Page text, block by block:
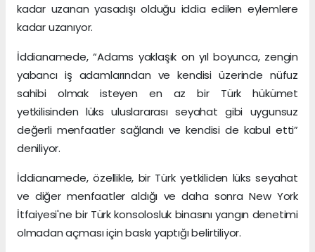
kadar uzanan yasadışı olduğu iddia edilen eylemlere
kadar uzanıyor.
İddianamede, “Adams yaklaşık on yıl boyunca, zengin
yabancı iş adamlarından ve kendisi üzerinde nüfuz
sahibi olmak isteyen en az bir Türk hükümet
yetkilisinden lüks uluslararası seyahat gibi uygunsuz
değerli menfaatler sağlandı ve kendisi de kabul etti”
deniliyor.
İddianamede, özellikle, bir Türk yetkiliden lüks seyahat
ve diğer menfaatler aldığı ve daha sonra New York
İtfaiyesi'ne bir Türk konsolosluk binasını yangın denetimi
olmadan açması için baskı yaptığı belirtiliyor.